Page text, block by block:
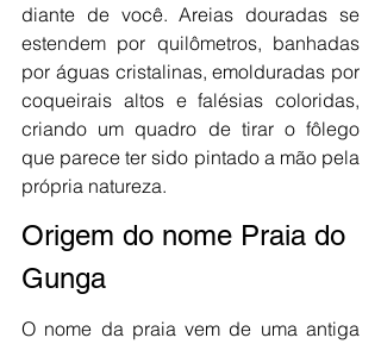
diante de você. Areias douradas se
estendem por quilômetros, banhadas
por águas cristalinas, emolduradas por
coqueirais altos e falésias coloridas,
criando um quadro de tirar o fôlego
que parece ter sido pintado a mão pela
própria natureza.
Origem do nome Praia do
Gunga
O nome da praia vem de uma antiga